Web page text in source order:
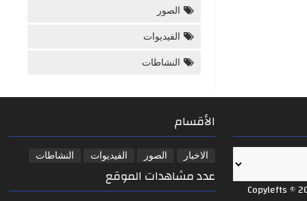
الصور
الفيديوات
النشاطات
Copylefts ©
الأقسام
الاخبار الصور الفيديوات النشاطات
عدد مشاهدات الموقع